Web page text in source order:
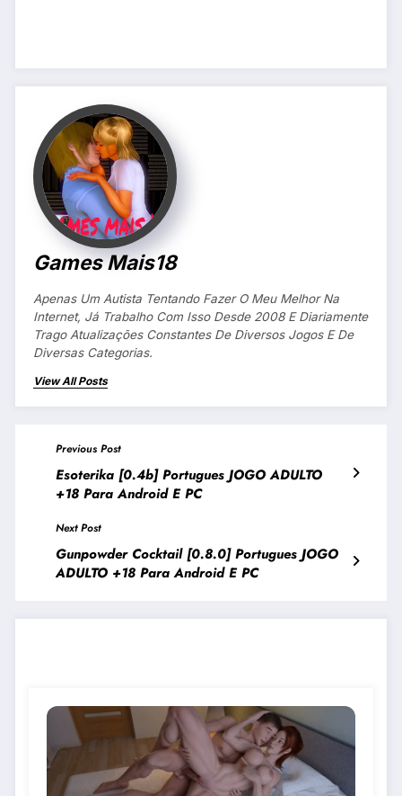
Games Mais18
Apenas Um Autista Tentando Fazer O Meu Melhor Na
Internet, Já Trabalho Com Isso Desde 2008 E Diariamente
Trago Atualizações Constantes De Diversos Jogos E De
Diversas Categorias.
View All Posts
Previous Post
Esoterika [0.4b] Portugues JOGO ADULTO
+18 Para Android E PC
Next Post
Gunpowder Cocktail [0.8.0] Portugues JOGO
ADULTO +18 Para Android E PC